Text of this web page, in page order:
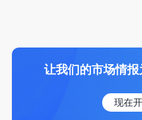
让我们的市场情
现在